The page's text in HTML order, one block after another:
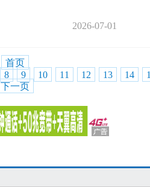
2026-07-01
首页
8 9 10 11 12 13 14
下一页